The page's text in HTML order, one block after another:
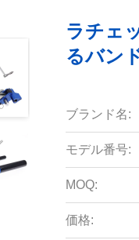
ラチェ
るバン
ブランド名:
モデル番号:
MOQ:
価格: